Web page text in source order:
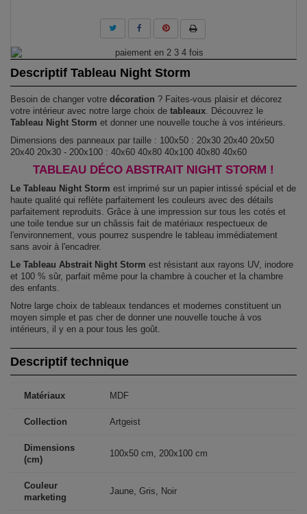
Descriptif Tableau Night Storm
Besoin de changer votre décoration ? Faites-vous plaisir et décorez
votre intérieur avec notre large choix de tableaux. Découvrez le
Tableau Night Storm et donner une nouvelle touche à vos intérieurs.
Dimensions des panneaux par taille : 100x50 : 20x30 20x40 20x50
20x40 20x30 - 200x100 : 40x60 40x80 40x100 40x80 40x60
TABLEAU DÉCO ABSTRAIT NIGHT STORM !
Le Tableau Night Storm est imprimé sur un papier intissé spécial et de
haute qualité qui reflète parfaitement les couleurs avec des détails
parfaitement reproduits. Grâce à une impression sur tous les cotés et
une toile tendue sur un châssis fait de matériaux respectueux de
l'environnement, vous pourrez suspendre le tableau immédiatement
sans avoir à l'encadrer.
Le Tableau Abstrait Night Storm est résistant aux rayons UV, inodore
et 100 % sûr, parfait même pour la chambre à coucher et la chambre
des enfants.
Notre large choix de tableaux tendances et modernes constituent un
moyen simple et pas cher de donner une nouvelle touche à vos
intérieurs, il y en a pour tous les goût.
Descriptif technique
Matériaux MDF
Collection Artgeist
Dimensions
(cm)
100x50 cm, 200x100 cm
Couleur
marketing
Jaune, Gris, Noir